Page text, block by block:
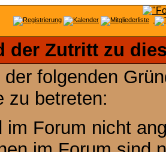
der Zutritt zu
folgenden
zu betreten:
im Forum nicht